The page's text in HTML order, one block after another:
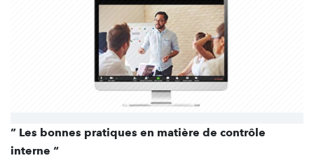
” Les bonnes pratiques en matière de contrôle
interne “